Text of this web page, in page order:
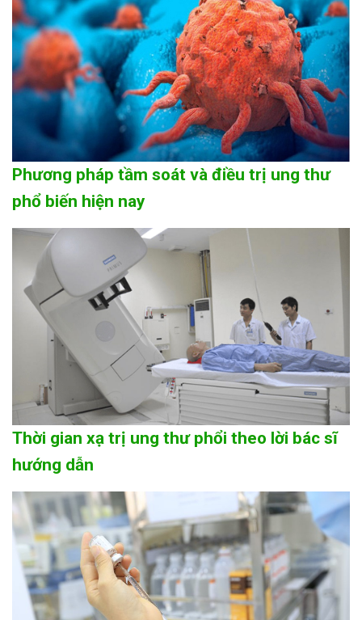
Phương pháp tầm soát và điều trị ung thư
phổ biến hiện nay
Thời gian xạ trị ung thư phổi theo lời bác sĩ
hướng dẫn